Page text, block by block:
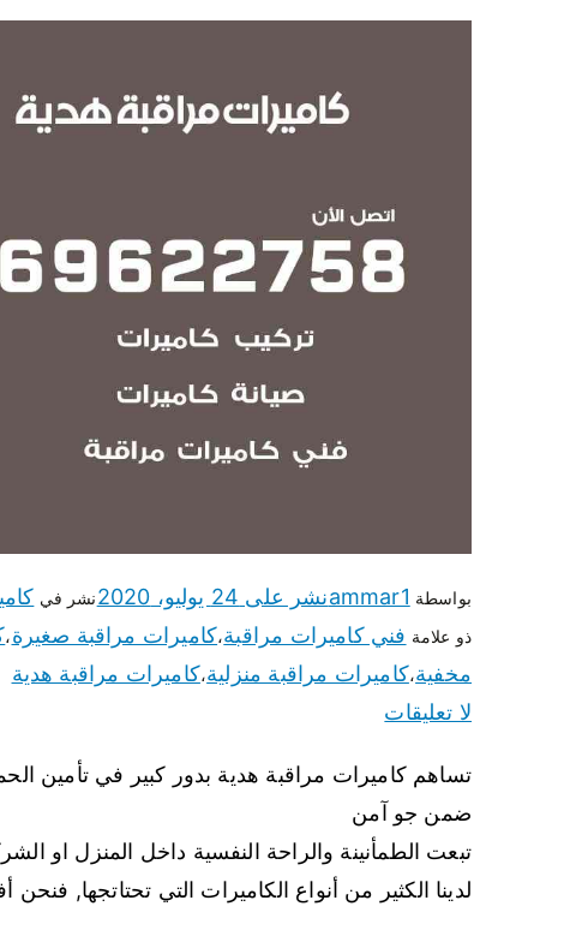
بواسطة ammar1نشر على 24 يوليو، 2020 نشر في
ذو علامة فني كاميرات مراقبة،كاميرات مراقبة صغيرة،
مخفية،كاميرات مراقبة منزلية،كاميرات مراقبة هدية
لا تعليقات
تساهم كاميرات مراقبة هدية بدور كبير في تأمين
ضمن جو آمن
تبعت الطمأنينة والراحة النفسية داخل المنزل او
لدينا الكثير من أنواع الكاميرات التي تحتاتجها,